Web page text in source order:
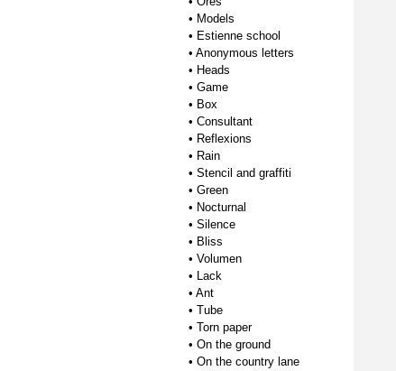
• Models
• Estienne school
• Anonymous letters
• Heads
• Game
• Box
• Consultant
• Reflexions
• Rain
• Stencil and graffiti
• Green
• Nocturnal
• Silence
• Bliss
• Volumen
• Lack
• Ant
• Tube
• Torn paper
• On the ground
• On the country lane